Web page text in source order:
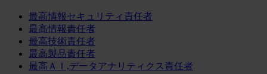
最高情報セキュリティ責任者
最高情報責任者
最高技術責任者
最高製品責任者
最高ＡＩ,データアナリティクス責任者